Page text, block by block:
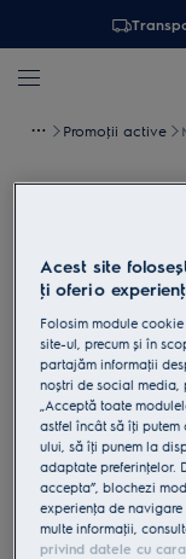
Promoţii active
Magazine
de praf
Altex
Acest site
ţi oferi o
Folosim module
site-ul, precum și în
partajăm informaţii
noștri de social media,
„Acceptă toate
astfel încât să îţi
ului, să îţi punem la
adaptate preferinţelor.
accepta”, blochezi
experienţa de
multe informaţii,
privind datele cu